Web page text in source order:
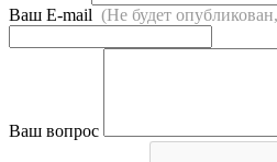
Ваш E-mail (Не будет
Ваш вопрос